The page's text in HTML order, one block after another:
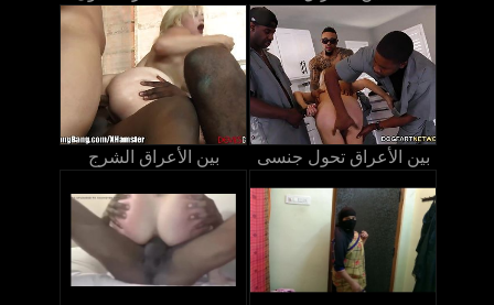
بين الأعراق الشرج بين الأعراق تحول جنسى